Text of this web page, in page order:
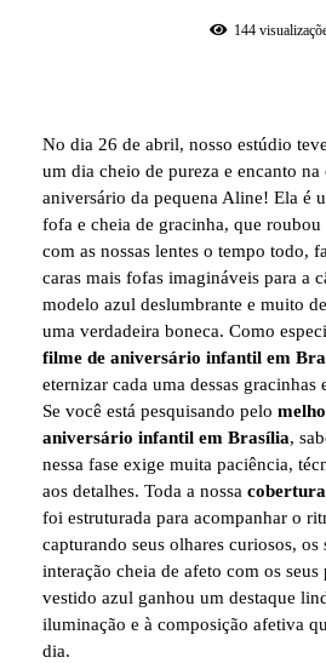
144
No dia 26 de abril, nosso estúdio
um dia cheio de pureza e encanto na
aniversário da pequena Aline! Ela é
fofa e cheia de gracinha, que roubou
com as nossas lentes o tempo todo,
caras mais fofas imagináveis para a
modelo azul deslumbrante e muito
uma verdadeira boneca. Como
filme de aniversário infantil em
eternizar cada uma dessas gracinhas
Se você está pesquisando pelo
aniversário infantil em Brasília,
nessa fase exige muita paciência,
aos detalhes. Toda a nossa
foi estruturada para acompanhar o
capturando seus olhares curiosos, os
interação cheia de afeto com os
vestido azul ganhou um destaque
iluminação e à composição afetiva
dia.